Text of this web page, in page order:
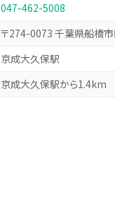
047-462-5008
〒274-0073 千葉県船橋市
京成大久保駅
京成大久保駅から1.4km